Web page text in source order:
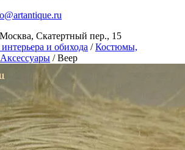
Москва, Скатертный пер., 15
и обихода / Костюмы,
Аксессуары / Веер